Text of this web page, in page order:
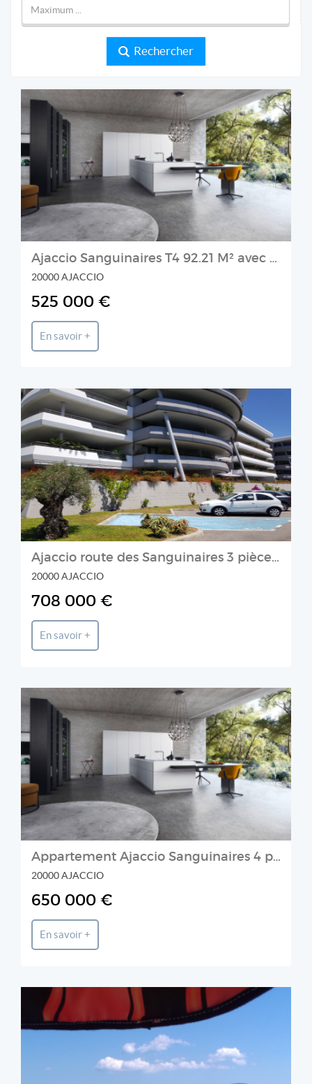
Rechercher
Prestige et Chateaux
Ajaccio Sanguinaires T4 92.21 M² avec double garage résidence Riva Bianca
20000 AJACCIO
525 000 €
En savoir +
Prestige et Chateaux
Ajaccio route des Sanguinaires 3 pièce(s) 110 m2 dans immeulble récent vue mer
20000 AJACCIO
708 000 €
En savoir +
Prestige et Chateaux
Appartement Ajaccio Sanguinaires 4 pièce(s) 116 m2 Riva Bianca
20000 AJACCIO
650 000 €
En savoir +
Prestige et Chateaux